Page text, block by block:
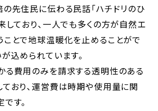
先住民に伝わる民話「ハチドリのひ
しており、一人でも多くの方が自然エ
ことで地球温暖化を止めることがで
込められています。
る費用のみを請求する透明性のある
ており、運営費は時期や使用量に関
す。